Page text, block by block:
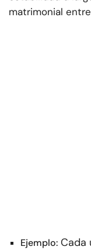
matrimonial
Ejemplo: Cada